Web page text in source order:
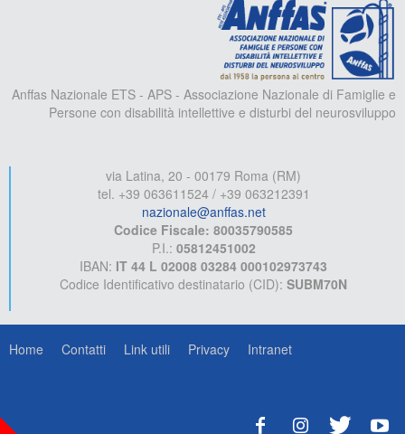
Anffas Nazionale ETS - APS - Associazione Nazionale di Famiglie e
Persone con disabilità intellettive e disturbi del neurosviluppo
via Latina, 20 - 00179 Roma (RM)
tel. +39 063611524 / +39 063212391
nazionale@anffas.net
Codice Fiscale: 80035790585
P.I.: 05812451002
IBAN: IT 44 L 02008 03284 000102973743
Codice Identificativo destinatario (CID): SUBM70N
Home Contatti Link utili Privacy Intranet